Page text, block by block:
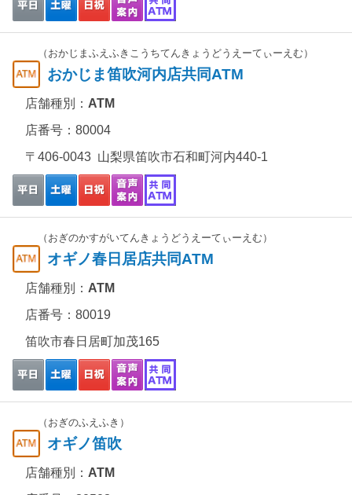
（おかじまふえふきこうちてんきょうどうえーてぃーえむ）
おかじま笛吹河内店共同ATM
店舗種別： ATM
店番号：80004
〒406-0043 山梨県笛吹市石和町河内440-1
（おぎのかすがいてんきょうどうえーてぃーえむ）
オギノ春日居店共同ATM
店舗種別： ATM
店番号：80019
笛吹市春日居町加茂165
（おぎのふえふき）
オギノ笛吹
店舗種別： ATM